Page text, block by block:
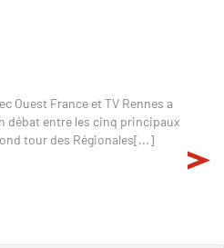
Ouest France et TV Rennes a
débat entre les cinq principaux
tour des Régionales[...]